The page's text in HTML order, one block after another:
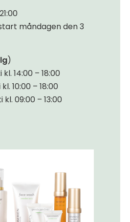
måndagen den 3
)
14:00 – 18:00
10:00 – 18:00
kl. 09:00 – 13:00